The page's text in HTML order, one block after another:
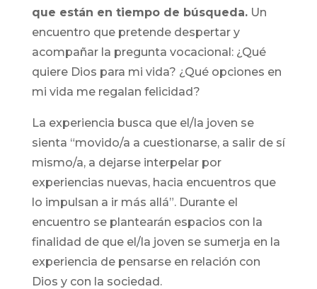
que están en tiempo de búsqueda.Un
encuentro que pretende despertar y
acompañar la pregunta vocacional: ¿Qué
quiere Dios para mi vida? ¿Qué opciones en
mi vida me regalan felicidad?
La experiencia busca que el/la joven se
sienta “movido/a a cuestionarse, a salir de sí
mismo/a, a dejarse interpelar por
experiencias nuevas, hacia encuentros que
lo impulsan a ir más allá”. Durante el
encuentro se plantearán espacios con la
finalidad de que el/la joven se sumerja en la
experiencia de pensarse en relación con
Dios y con la sociedad.